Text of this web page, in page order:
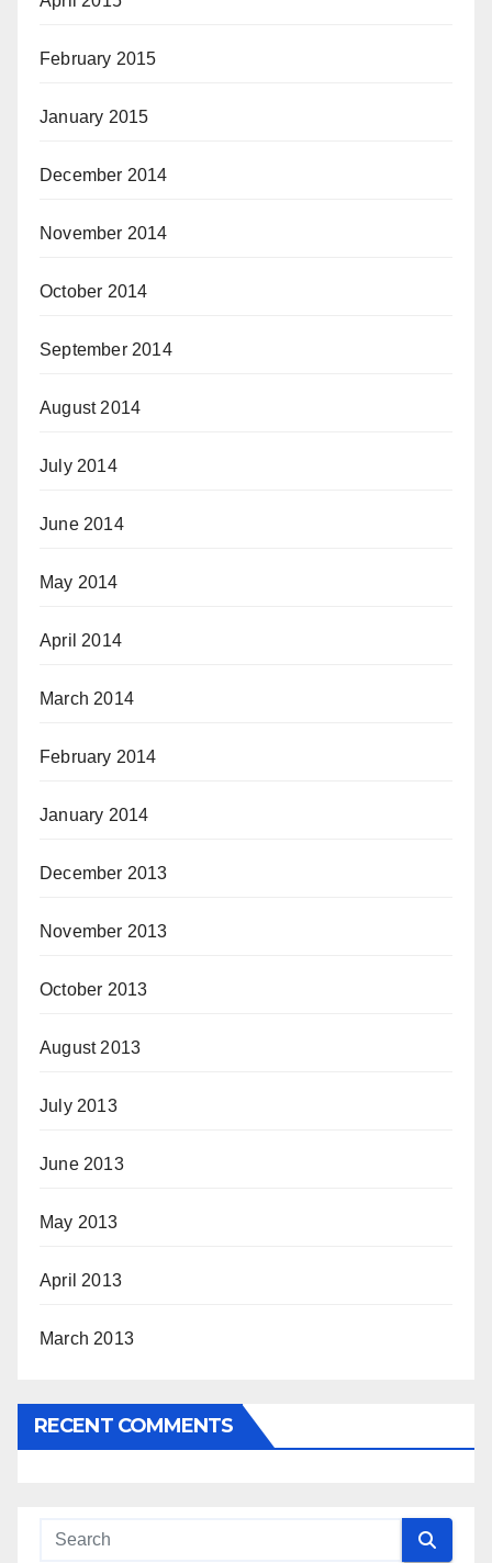
February 2015
January 2015
December 2014
November 2014
October 2014
September 2014
August 2014
July 2014
June 2014
May 2014
April 2014
March 2014
February 2014
January 2014
December 2013
November 2013
October 2013
August 2013
July 2013
June 2013
May 2013
April 2013
March 2013
RECENT COMMENTS